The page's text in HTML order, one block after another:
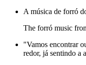
A música de forró
The forró music
"Vamos encontrar
redor, já sentindo a